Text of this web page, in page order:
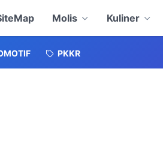
Molis Kuliner
PKKR